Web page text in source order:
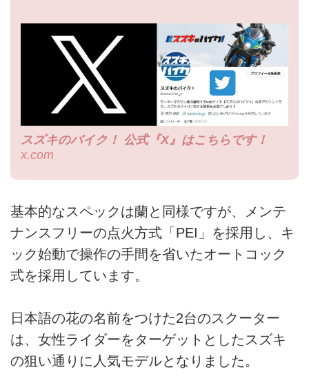
スズキのバイク！ 公式『X』はこちらです！
x.com
基本的なスペックは蘭と同様ですが、メンテ
ナンスフリーの点火方式「PEI」を採用し、キ
ック始動で操作の手間を省いたオートコック
式を採用しています。
日本語の花の名前をつけた2台のスクーター
は、女性ライダーをターゲットとしたスズキ
の狙い通りに人気モデルとなりました。